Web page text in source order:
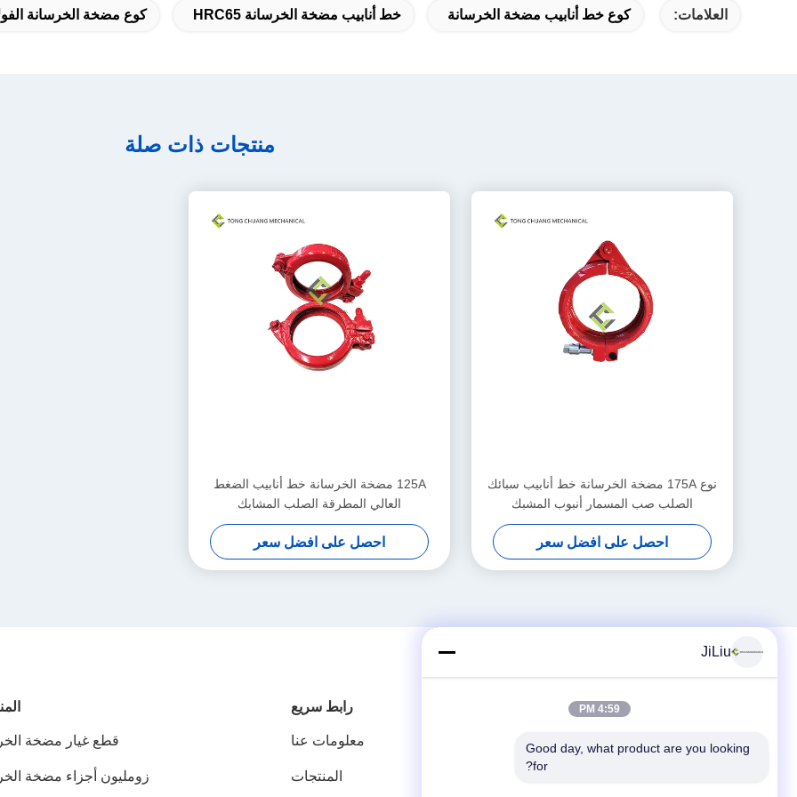
العلامات: كوع خط أنابيب مضخة الخرسانة خط أنابيب مضخة الخرسانة HRC65 كوع مضخة الخرسانة
منتجات ذات صلة
نوع 175A مضخة الخرسانة خط أنابيب سبائك
الصلب صب المسمار أنبوب المشبك
احصل على افضل سعر
125A مضخة الخرسانة خط أنابيب الضغط
العالي المطرقة الصلب المشابك
احصل على افضل سعر
رابط سريع
معلومات عنا
المنتجات
قطع غيار مضخة
زومليون أجزاء مضخة
JiLiu
4:59 PM
Good day, what product are you looking
for?